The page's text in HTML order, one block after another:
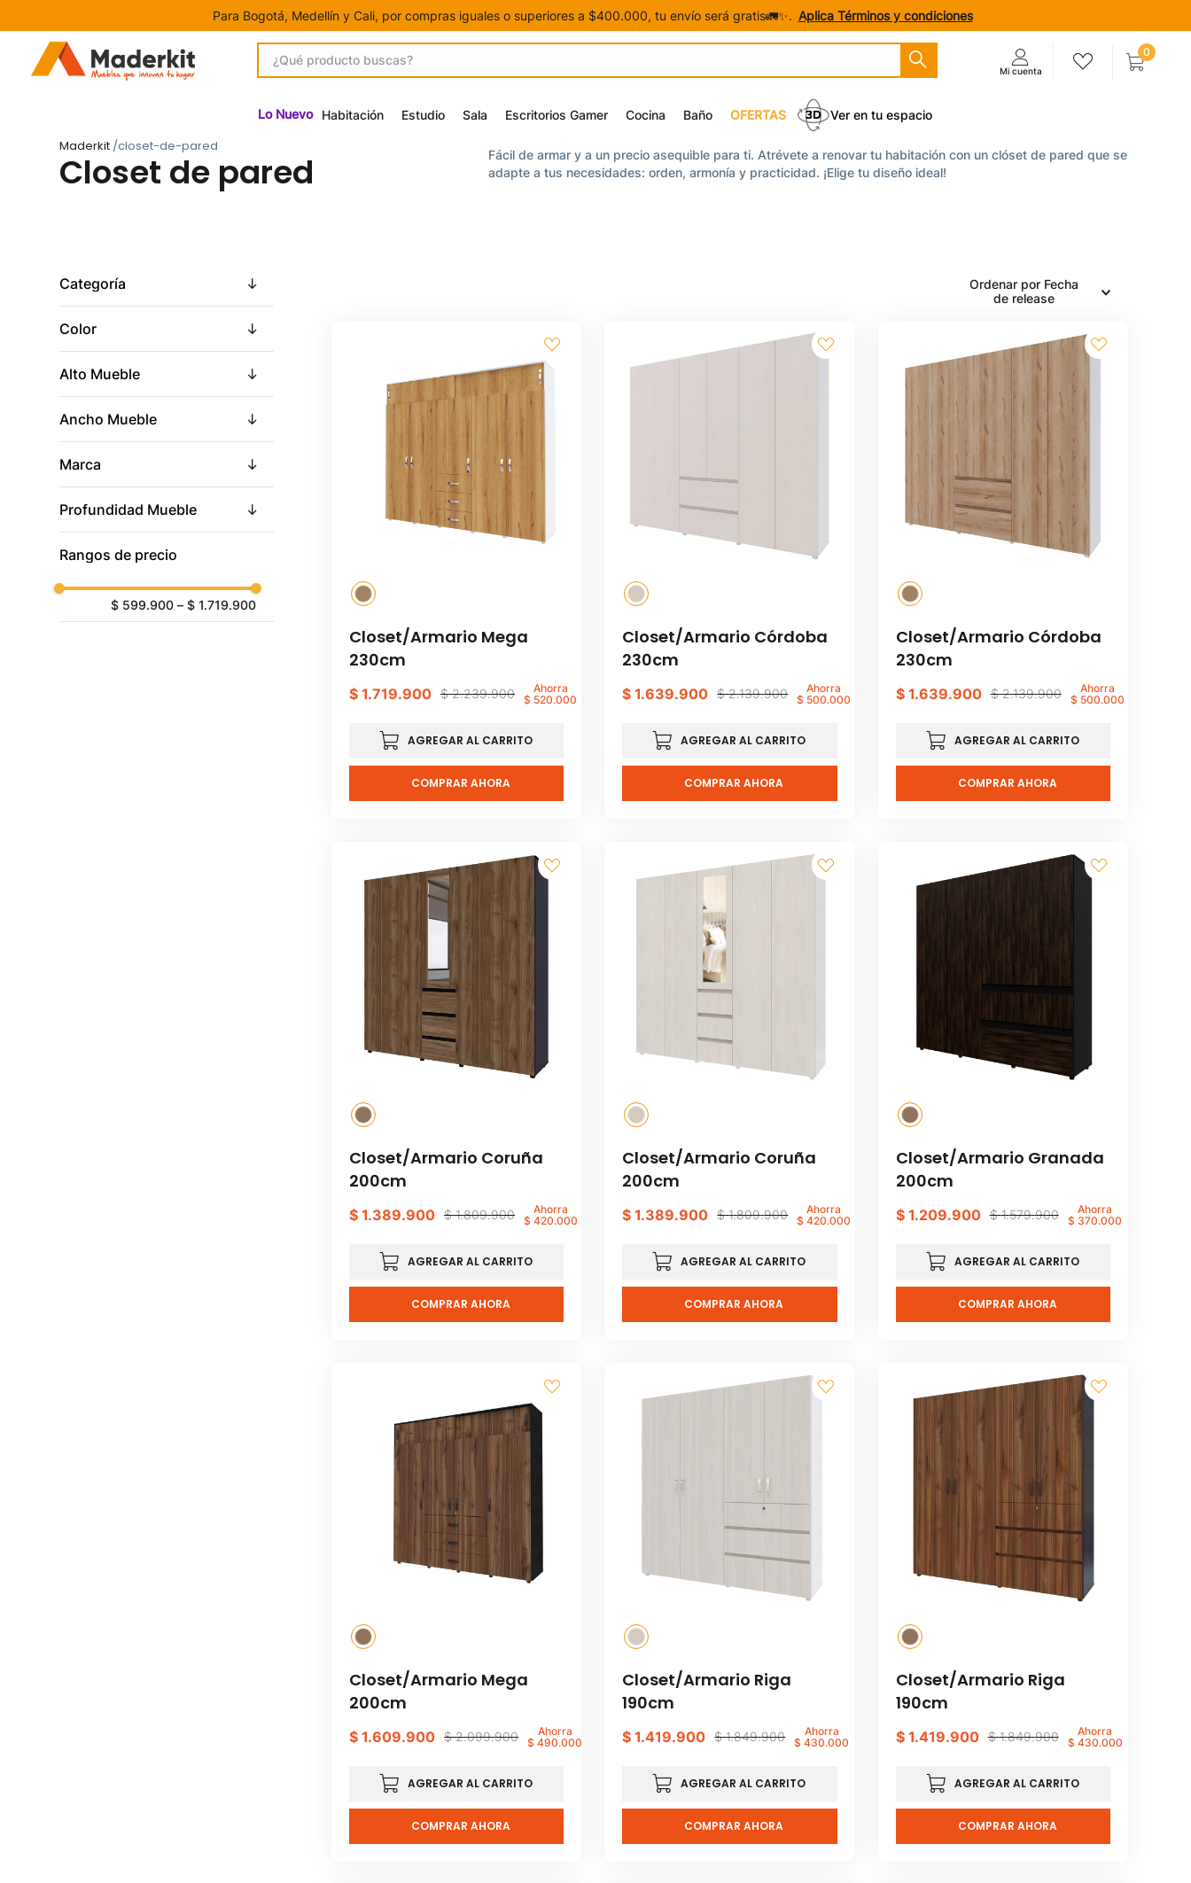
Para Bogotá, Medellín y Cali, por compras iguales o superiores a $400.000, tu envío será gratis🚛✨. Aplica Términos y condiciones
¿Qué producto buscas? 0
Lo Nuevo Habitación Estudio Sala Escritorios Gamer Cocina Baño OFERTAS Ver en tu espacio
Maderkit /closet-de-pared
Closet de pared
Fácil de armar y a un precio asequible para ti. Atrévete a renovar tu habitación con un clóset de pared que se
adapte a tus necesidades: orden, armonía y practicidad. ¡Elige tu diseño ideal!
Categoría
Color
Alto Mueble
Ancho Mueble
Marca
Profundidad Mueble
Rangos de precio
$ 599.900 – $ 1.719.900
Ordenar por Fecha
de release
Closet/Armario Mega
230cm
$ 2.239.900
$ 1.719.900
Ahorra
$ 520.000
AGREGAR AL CARRITO
COMPRAR AHORA
Closet/Armario Córdoba
230cm
$ 2.139.900
$ 1.639.900
Ahorra
$ 500.000
AGREGAR AL CARRITO
COMPRAR AHORA
Closet/Armario Córdoba
230cm
$ 2.139.900
$ 1.639.900
Ahorra
$ 500.000
AGREGAR AL CARRITO
COMPRAR AHORA
Closet/Armario Coruña
200cm
$ 1.809.900
$ 1.389.900
Ahorra
$ 420.000
AGREGAR AL CARRITO
COMPRAR AHORA
Closet/Armario Coruña
200cm
$ 1.809.900
$ 1.389.900
Ahorra
$ 420.000
AGREGAR AL CARRITO
COMPRAR AHORA
Closet/Armario Granada
200cm
$ 1.579.900
$ 1.209.900
Ahorra
$ 370.000
AGREGAR AL CARRITO
COMPRAR AHORA
Closet/Armario Mega
200cm
$ 2.099.900
$ 1.609.900
Ahorra
$ 490.000
AGREGAR AL CARRITO
COMPRAR AHORA
Closet/Armario Riga
190cm
$ 1.849.900
$ 1.419.900
Ahorra
$ 430.000
AGREGAR AL CARRITO
COMPRAR AHORA
Closet/Armario Riga
190cm
$ 1.849.900
$ 1.419.900
Ahorra
$ 430.000
AGREGAR AL CARRITO
COMPRAR AHORA
1.
Gamers
Escritorio
4
Centro Entretenimiento
8.
Armario
9
10. Escritorios